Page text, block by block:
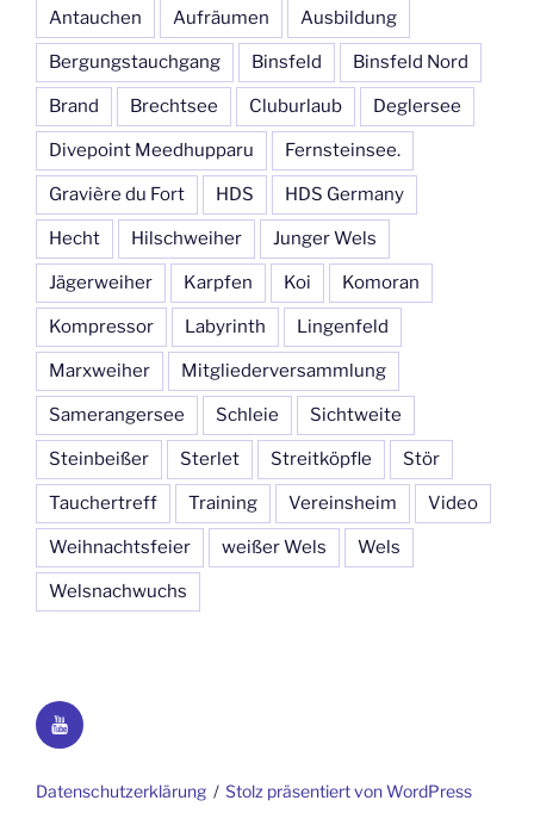
Antauchen Aufräumen Ausbildung
Bergungstauchgang Binsfeld Binsfeld Nord
Brand Brechtsee Cluburlaub Deglersee
Divepoint Meedhupparu Fernsteinsee.
Gravière du Fort HDS HDS Germany
Hecht Hilschweiher Junger Wels
Jägerweiher Karpfen Koi Komoran
Kompressor Labyrinth Lingenfeld
Marxweiher Mitgliederversammlung
Samerangersee Schleie Sichtweite
Steinbeißer Sterlet Streitköpfle Stör
Tauchertreff Training Vereinsheim Video
Weihnachtsfeier weißer Wels Wels
Welsnachwuchs
YouTube
Datenschutzerklärung Stolz präsentiert von WordPress